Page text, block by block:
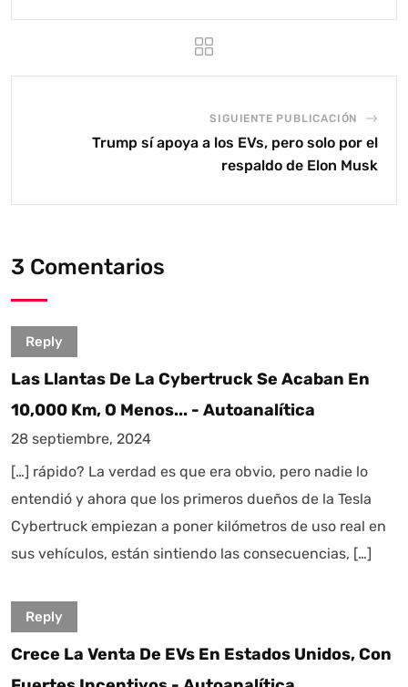
SIGUIENTE PUBLICACIÓN
Trump sí apoya a los EVs, pero solo por el
respaldo de Elon Musk
3 Comentarios
Reply
Las Llantas De La Cybertruck Se Acaban En
10,000 Km, O Menos... - Autoanalítica
28 septiembre, 2024
[…] rápido? La verdad es que era obvio, pero nadie lo
entendió y ahora que los primeros dueños de la Tesla
Cybertruck empiezan a poner kilómetros de uso real en
sus vehículos, están sintiendo las consecuencias, […]
Reply
Crece La Venta De EVs En Estados Unidos, Con